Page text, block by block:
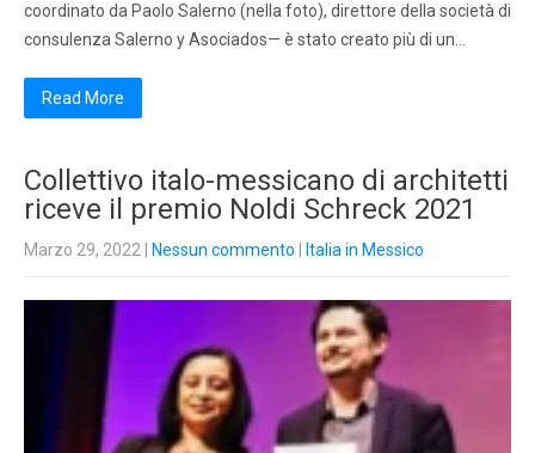
coordinato da Paolo Salerno (nella foto), direttore della società di
consulenza Salerno y Asociados— è stato creato più di un…
Read More
Collettivo italo-messicano di architetti
riceve il premio Noldi Schreck 2021
Marzo 29, 2022 Nessun commento Italia in Messico